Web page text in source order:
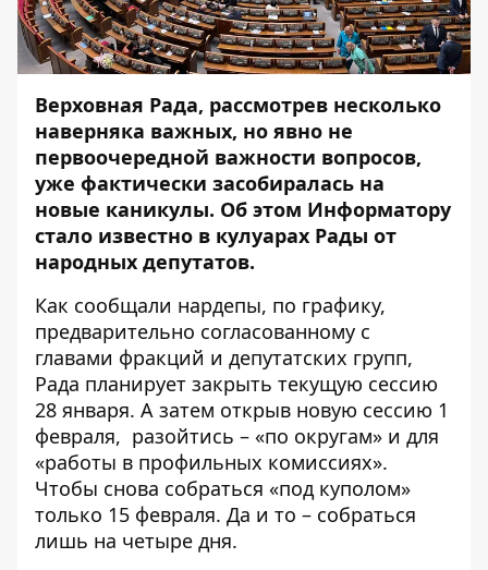
Верховная Рада, рассмотрев несколько
наверняка важных, но явно не
первоочередной важности вопросов,
уже фактически засобиралась на
новые каникулы. Об этом Информатору
стало известно в кулуарах Рады от
народных депутатов.
Как сообщали нардепы, по графику,
предварительно согласованному с
главами фракций и депутатских групп,
Рада планирует закрыть текущую сессию
28 января. А затем открыв новую сессию 1
февраля, разойтись – «по округам» и для
«работы в профильных комиссиях».
Чтобы снова собраться «под куполом»
только 15 февраля. Да и то – собраться
лишь на четыре дня.